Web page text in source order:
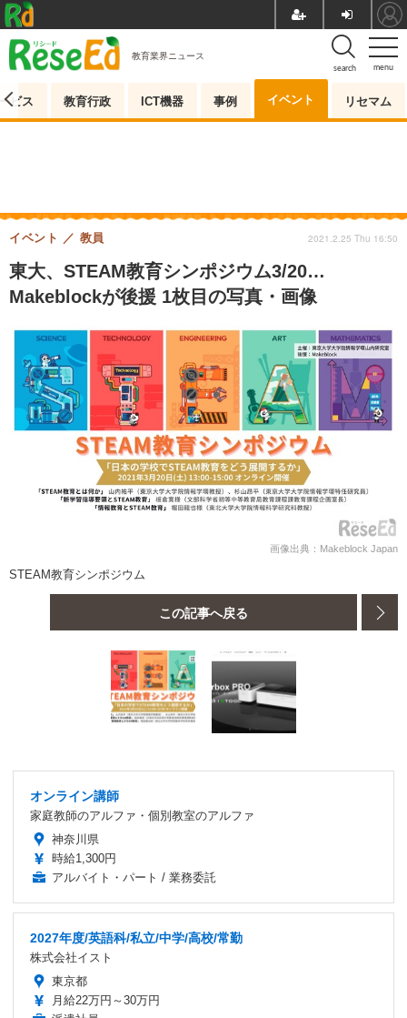
menu
search
教育業界ニュース
ビス 教育行政 ICT機器 事例 イベント リセマム
東大、STEAM教育シンポジウム3/20…
Makeblockが後援 1枚目の写真・画像
イベント 教員 2021.2.25 Thu 16:50
画像出典：Makeblock Japan
STEAM教育シンポジウム
この記事へ戻る
オンライン講師
家庭教師のアルファ・個別教室のアルファ
神奈川県
時給1,300円
アルバイト・パート / 業務委託
2027年度/英語科/私立/中学/高校/常勤
株式会社イスト
東京都
月給22万円～30万円